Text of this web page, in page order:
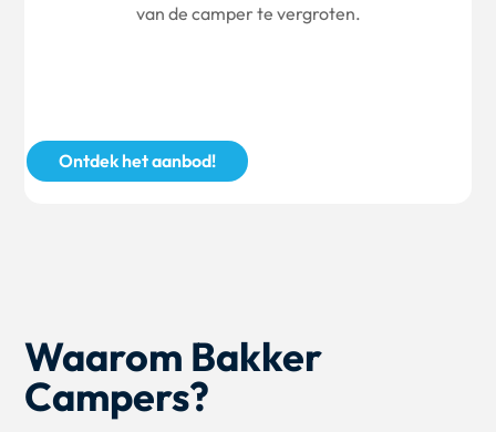
van de camper te vergroten.
Ontdek het aanbod!
Waarom Bakker
Campers?